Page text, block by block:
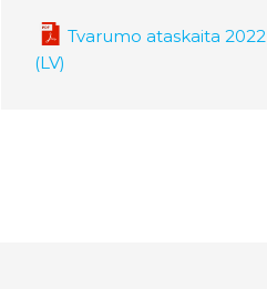
Tvarumo ataskaita 2022
(LV)